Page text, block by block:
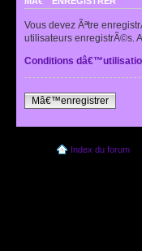
Vous devez Ãªtre
utilisateurs enregistrÃ©s.
Conditions
Mâ€™enregistrer
Index du forum